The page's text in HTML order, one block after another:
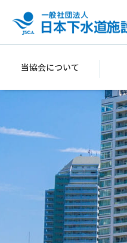
当協会について